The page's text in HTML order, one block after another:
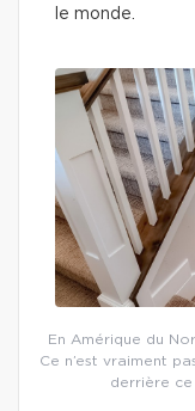
le monde.
En Amérique du
Ce n’est vraiment
derrière